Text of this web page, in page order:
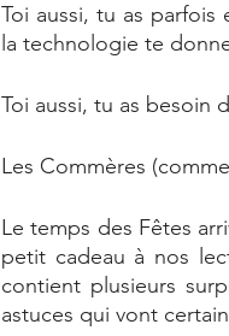
Toi aussi, tu as
la technologie te
Toi aussi, tu as besoin
Les Commères
Le temps des Fêtes
petit cadeau à nos
contient plusieurs
astuces qui vont